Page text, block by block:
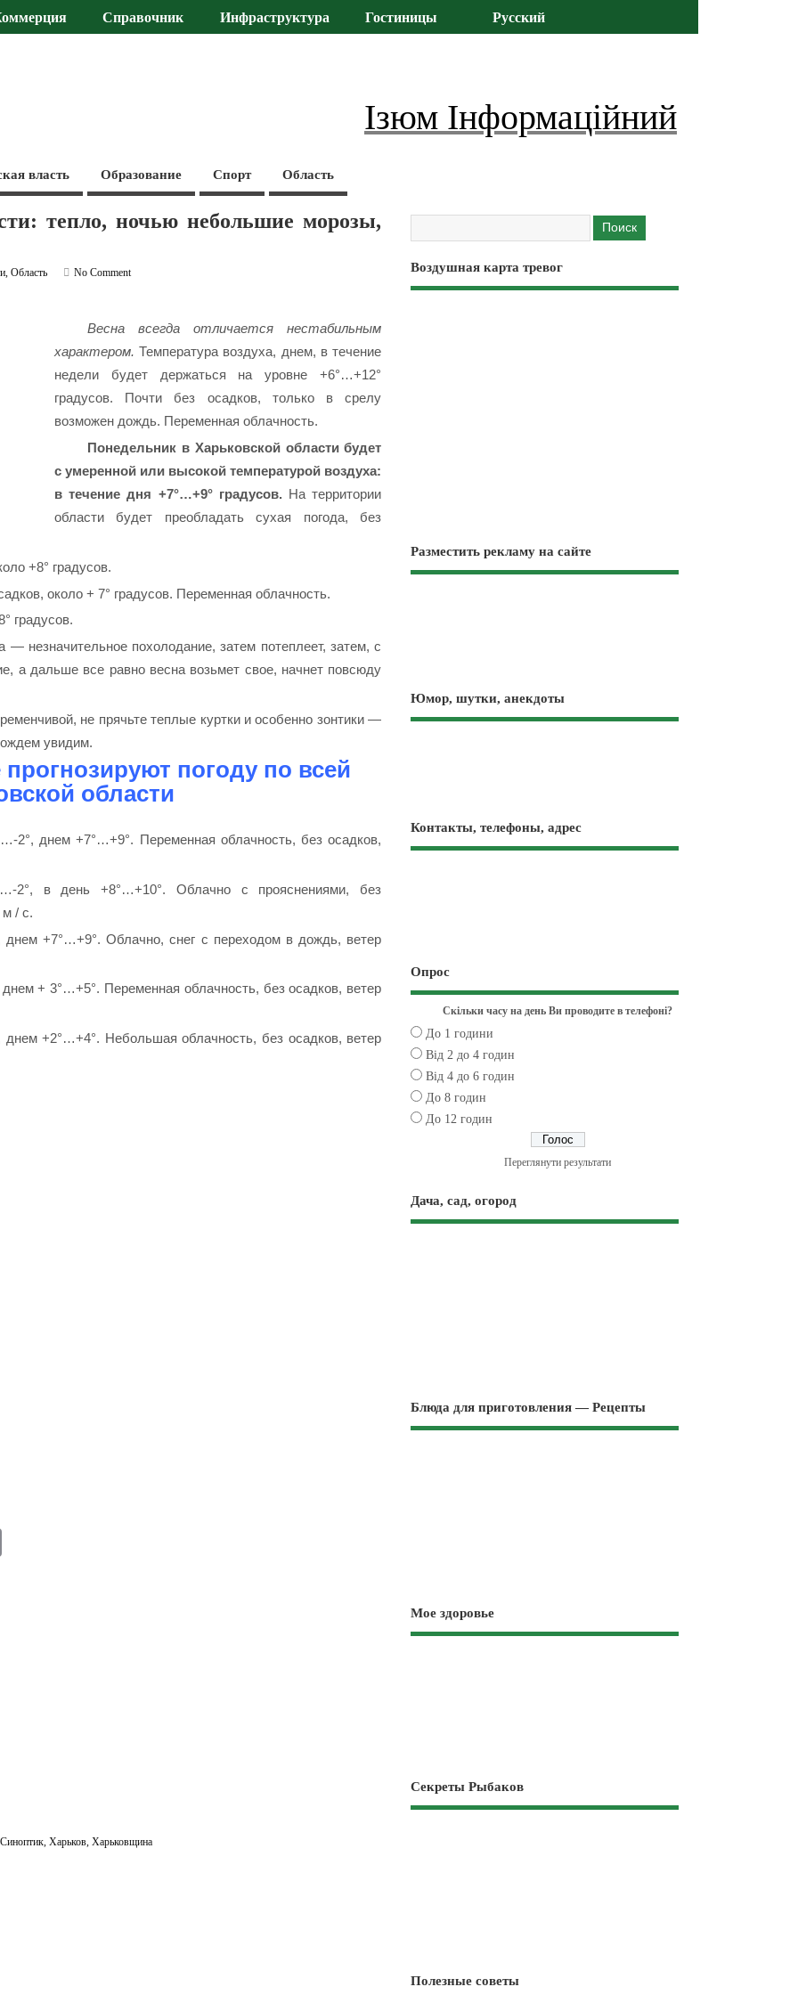
Справочник Инфраструктура Гостиницы Русский
Ізюм Інформаційний
власть Образование Спорт Область
тепло, ночью небольшие морозы,
,Область
No Comment
Весна всегда отличается нестабильным
характером. Температура воздуха, днем, в течение
недели будет держаться на уровне +6°…+12°
градусов. Почти без осадков, только в срелу
возможен дождь. Переменная облачность.
Понедельник в Харьковской области будет
с умеренной или высокой температурой воздуха:
в течение дня +7°…+9° градусов.На территории
области будет преобладать сухая погода, без
+8° градусов.
около + 7° градусов. Переменная облачность.
градусов.
незначительное похолодание, затем потеплеет, затем, с
а дальше все равно весна возьмет свое, начнет повсюду
не прячьте теплые куртки и особенно зонтики —
увидим.
погоду по всей
области
2°, днем +7°…+9°. Переменная облачность, без осадков,
2°, в день +8°…+10°. Облачно с прояснениями, без
/ с.
+7°…+9°. Облачно, снег с переходом в дождь, ветер
+ 3°…+5°. Переменная облачность, без осадков, ветер
+2°…+4°. Небольшая облачность, без осадков, ветер
Синоптик,Харьков,Харьковщина
Воздушная карта тревог
Разместить рекламу на сайте
Юмор, шутки, анекдоты
Контакты, телефоны, адрес
Опрос
Скільки часу на день Ви проводите в телефоні?
До 1 години
Від 2 до 4 годин
Від 4 до 6 годин
До 8 годин
До 12 годин
Переглянути результати
Дача, сад, огород
Блюда для приготовления — Рецепты
Мое здоровье
Секреты Рыбаков
Полезные советы